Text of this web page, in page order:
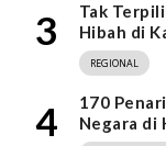
3
Tak
Hibah di
REGIONAL
4
170
Negara di